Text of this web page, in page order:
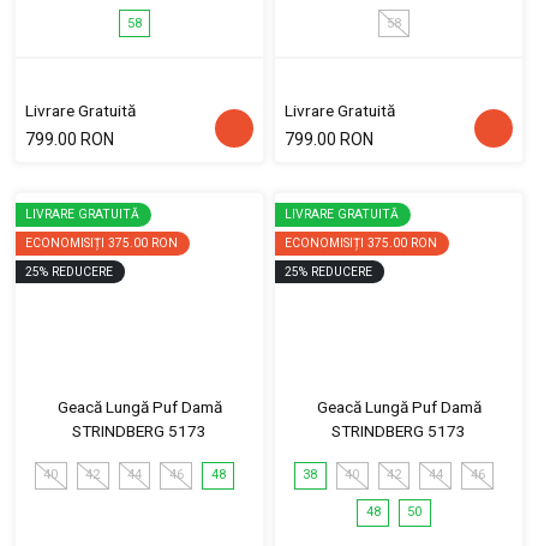
58
Livrare Gratuită
799.00 RON
58
Livrare Gratuită
799.00 RON
LIVRARE GRATUITĂ
ECONOMISIȚI 375.00 RON
25% REDUCERE
Geacă Lungă Puf Damă
STRINDBERG 5173
40 42 44 46 48
LIVRARE GRATUITĂ
ECONOMISIȚI 375.00 RON
25% REDUCERE
Geacă Lungă Puf Damă
STRINDBERG 5173
38 40 42 44 46
48 50